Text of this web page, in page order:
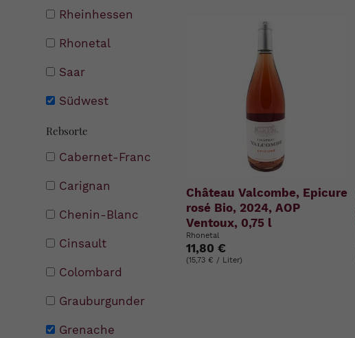
Rheinhessen
Rhonetal
Saar
Südwest
Rebsorte
Cabernet-Franc
Carignan
Chenin-Blanc
Cinsault
Colombard
Grauburgunder
Grenache
Château Valcombe, Epicure
rosé Bio, 2024, AOP
Ventoux, 0,75 l
Rhonetal
11,80 €
(15,73 € / Liter)